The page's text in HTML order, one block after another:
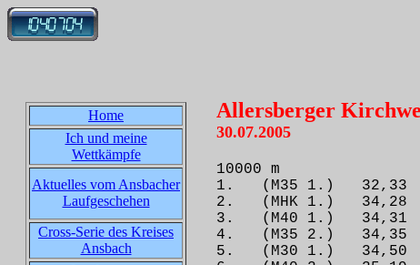
Home
Ich und meine
Wettkämpfe
Aktuelles vom Ansbacher
Laufgeschehen
Cross-Serie des Kreises
Ansbach
Allersberger
30.07.2005
10000 m
1. (M35 1.) 32,33
2. (MHK 1.)
3. (M40 1.) 34,31
4. (M35 2.) 34,35
5. (M30 1.) 34,50